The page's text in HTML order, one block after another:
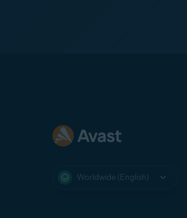
Worldwide (English)